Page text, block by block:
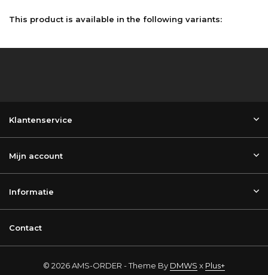
This product is available in the following variants:
Klantenservice
Mijn account
Informatie
Contact
© 2026 AMS-ORDER - Theme By DMWS x Plus+